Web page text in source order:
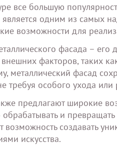
все большую
является одним из самых
возможности для
фасада – его
факторов, таких
металлический фасад
требуя особого ухода или
предлагают широкие
и
возможность создавать
искусства.